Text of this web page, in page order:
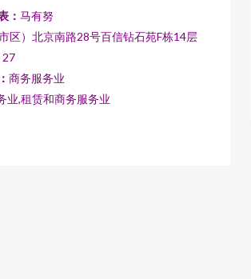
： 马有努
区）北京南路28号百信钻石苑F栋14层
27
商务服务业
业,租赁和商务服务业